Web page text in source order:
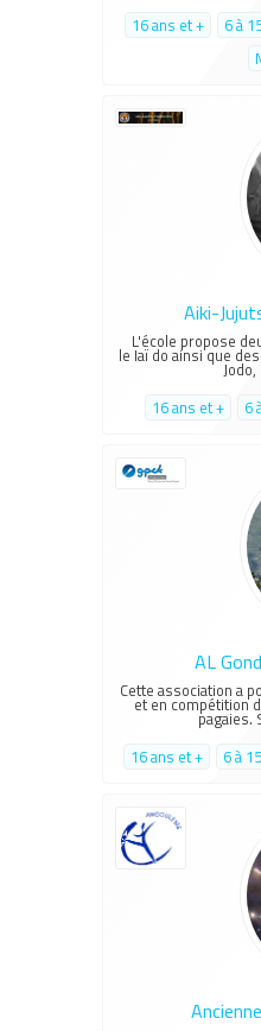
16 ans et +
6 à
Aiki-
L'école propose
le Iaï do ainsi que
16 ans et +
6
AL
Cette association a
et en compétition
pagaies.
16 ans et +
6 à